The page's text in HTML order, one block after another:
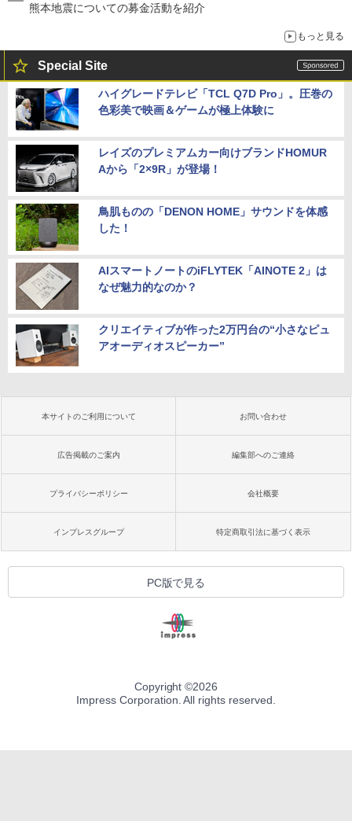
熊本地震についての募金活動を紹介
もっと見る
Special Site
ハイグレードテレビ「TCL Q7D Pro」。圧巻の
色彩美で映画＆ゲームが極上体験に
レイズのプレミアムカー向けブランドHOMUR
Aから「2×9R」が登場！
鳥肌ものの「DENON HOME」サウンドを体感
した！
AIスマートノートのiFLYTEK「AINOTE 2」は
なぜ魅力的なのか？
クリエイティブが作った2万円台の“小さなピュ
アオーディオスピーカー”
本サイトのご利用について お問い合わせ
広告掲載のご案内 編集部へのご連絡
プライバシーポリシー 会社概要
インプレスグループ 特定商取引法に基づく表示
PC版で見る
Copyright ©2026
Impress Corporation. All rights reserved.